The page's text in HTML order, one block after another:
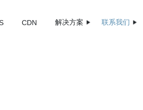
CDN 解决方案 联系我们